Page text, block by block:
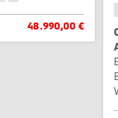
48.990,00 €